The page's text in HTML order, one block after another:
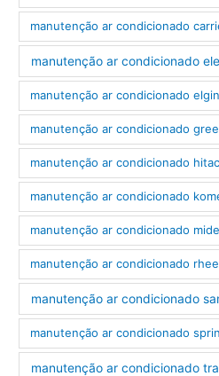
manutenção ar condicionado
manutenção ar condicionado
manutenção ar condicionado elgin
manutenção ar condicionado gree
manutenção ar condicionado
manutenção ar condicionado
manutenção ar condicionado
manutenção ar condicionado
manutenção ar condicionado
manutenção ar condicionado
manutenção ar condicionado